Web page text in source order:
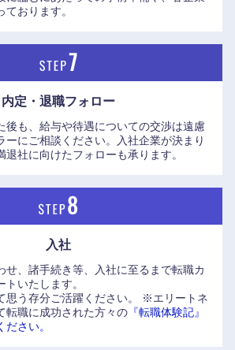
おります。
内定・退職フォロー
後も、給与や待遇についての交渉は遠慮
ーにご相談ください。入社企業が決まり
退社に向けたフォローも承ります。
入社
せ、諸手続き等、入社に至るまで転職カ
いたします。
思う存分ご活躍ください。
※エリートネ
転職に成功された方々の 『転職体験記』
さい。